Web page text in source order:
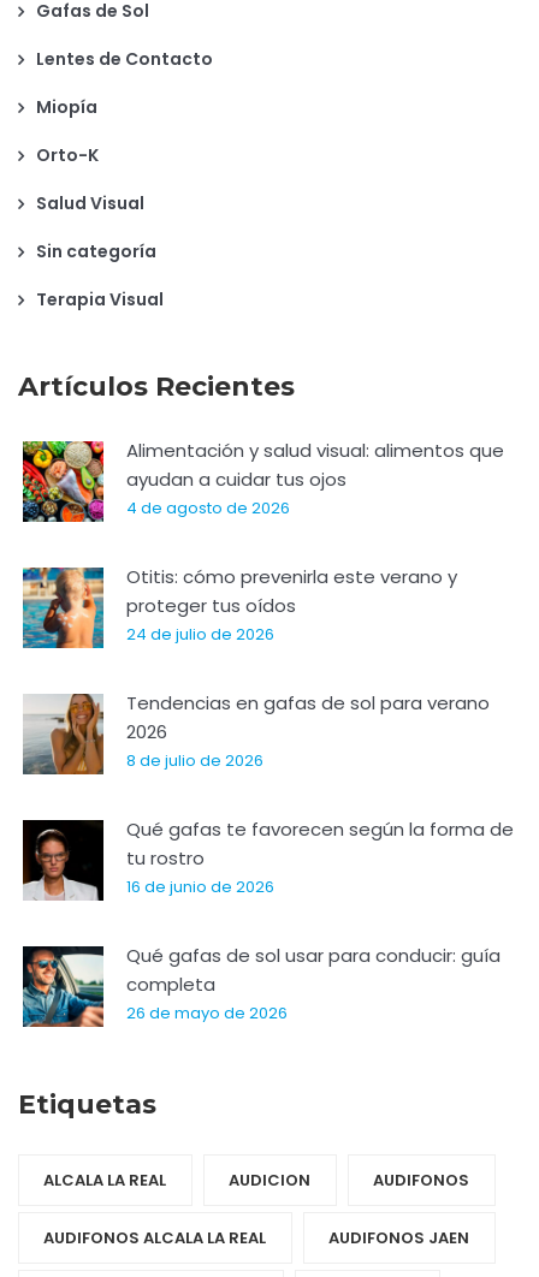
Gafas de Sol
Lentes de Contacto
Miopía
Orto-K
Salud Visual
Sin categoría
Terapia Visual
Artículos Recientes
Alimentación y salud visual: alimentos que
ayudan a cuidar tus ojos
4 de agosto de 2026
Otitis: cómo prevenirla este verano y
proteger tus oídos
24 de julio de 2026
Tendencias en gafas de sol para verano
2026
8 de julio de 2026
Qué gafas te favorecen según la forma de
tu rostro
16 de junio de 2026
Qué gafas de sol usar para conducir: guía
completa
26 de mayo de 2026
Etiquetas
ALCALA LA REAL AUDICION AUDIFONOS
AUDIFONOS ALCALA LA REAL AUDIFONOS JAEN